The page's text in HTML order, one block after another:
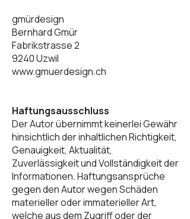
gmürdesign
Bernhard Gmür
Fabrikstrasse 2
9240 Uzwil
www.gmuerdesign.ch
Haftungsausschluss
Der Autor übernimmt keinerlei Gewähr
hinsichtlich der inhaltlichen Richtigkeit,
Genauigkeit, Aktualität,
Zuverlässigkeit und Vollständigkeit der
Informationen. Haftungsansprüche
gegen den Autor wegen Schäden
materieller oder immaterieller Art,
welche aus dem Zugriff oder der